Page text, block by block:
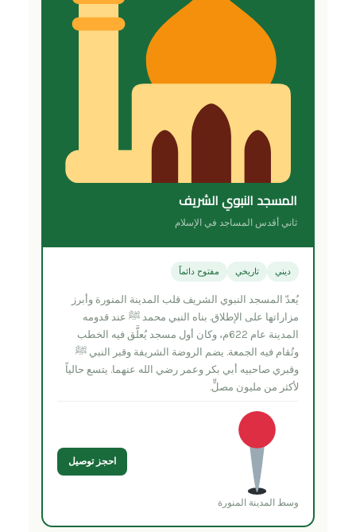
المسجد النبوي الشريف
ثاني أقدس المساجد في الإسلام
ديني تاريخي مفتوح دائماً
يُعدّ المسجد النبوي الشريف قلب المدينة المنورة وأبرز
مزاراتها على الإطلاق. بناه النبي محمد ﷺ عند قدومه
المدينة عام 622م، وكان أول مسجد يُعلَّق فيه الخطب
وتُقام فيه الجمعة. يضم الروضة الشريفة وقبر النبي ﷺ
وقبري صاحبيه أبي بكر وعمر رضي الله عنهما. يتسع حالياً
لأكثر من مليون مصلٍّ.
وسط المدينة المنورة
احجز توصيل